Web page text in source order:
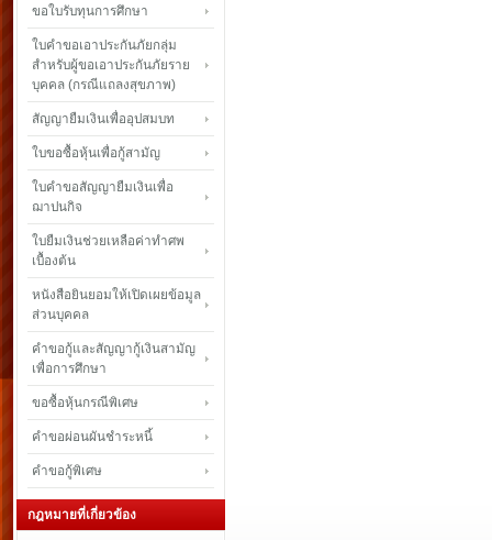
ขอใบรับทุนการศึกษา
ใบคำขอเอาประกันภัยกลุ่ม
สำหรับผู้ขอเอาประกันภัยราย
บุคคล (กรณีแถลงสุขภาพ)
สัญญายืมเงินเพื่ออุปสมบท
ใบขอซื้อหุ้นเพื่อกู้สามัญ
ใบคำขอสัญญายืมเงินเพื่อ
ฌาปนกิจ
ใบยืมเงินช่วยเหลือค่าทำศพ
เบื้องต้น
หนังสือยินยอมให้เปิดเผยข้อมูล
ส่วนบุคคล
คำขอกู้และสัญญากู้เงินสามัญ
เพื่อการศึกษา
ขอซื้อหุ้นกรณีพิเศษ
คำขอผ่อนผันชำระหนี้
คำขอกู้พิเศษ
กฎหมายที่เกี่ยวข้อง